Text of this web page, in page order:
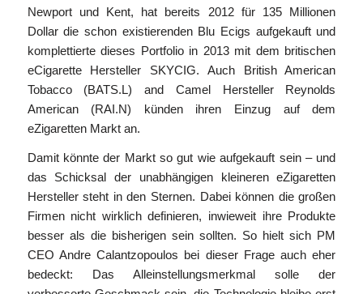
Newport und Kent, hat bereits 2012 für 135 Millionen
Dollar die schon existierenden Blu Ecigs aufgekauft und
komplettierte dieses Portfolio in 2013 mit dem britischen
eCigarette Hersteller SKYCIG. Auch British American
Tobacco (BATS.L) and Camel Hersteller Reynolds
American (RAI.N) künden ihren Einzug auf dem
eZigaretten Markt an.
Damit könnte der Markt so gut wie aufgekauft sein – und
das Schicksal der unabhängigen kleineren eZigaretten
Hersteller steht in den Sternen. Dabei können die großen
Firmen nicht wirklich definieren, inwieweit ihre Produkte
besser als die bisherigen sein sollten. So hielt sich PM
CEO Andre Calantzopoulos bei dieser Frage auch eher
bedeckt: Das Alleinstellungsmerkmal solle der